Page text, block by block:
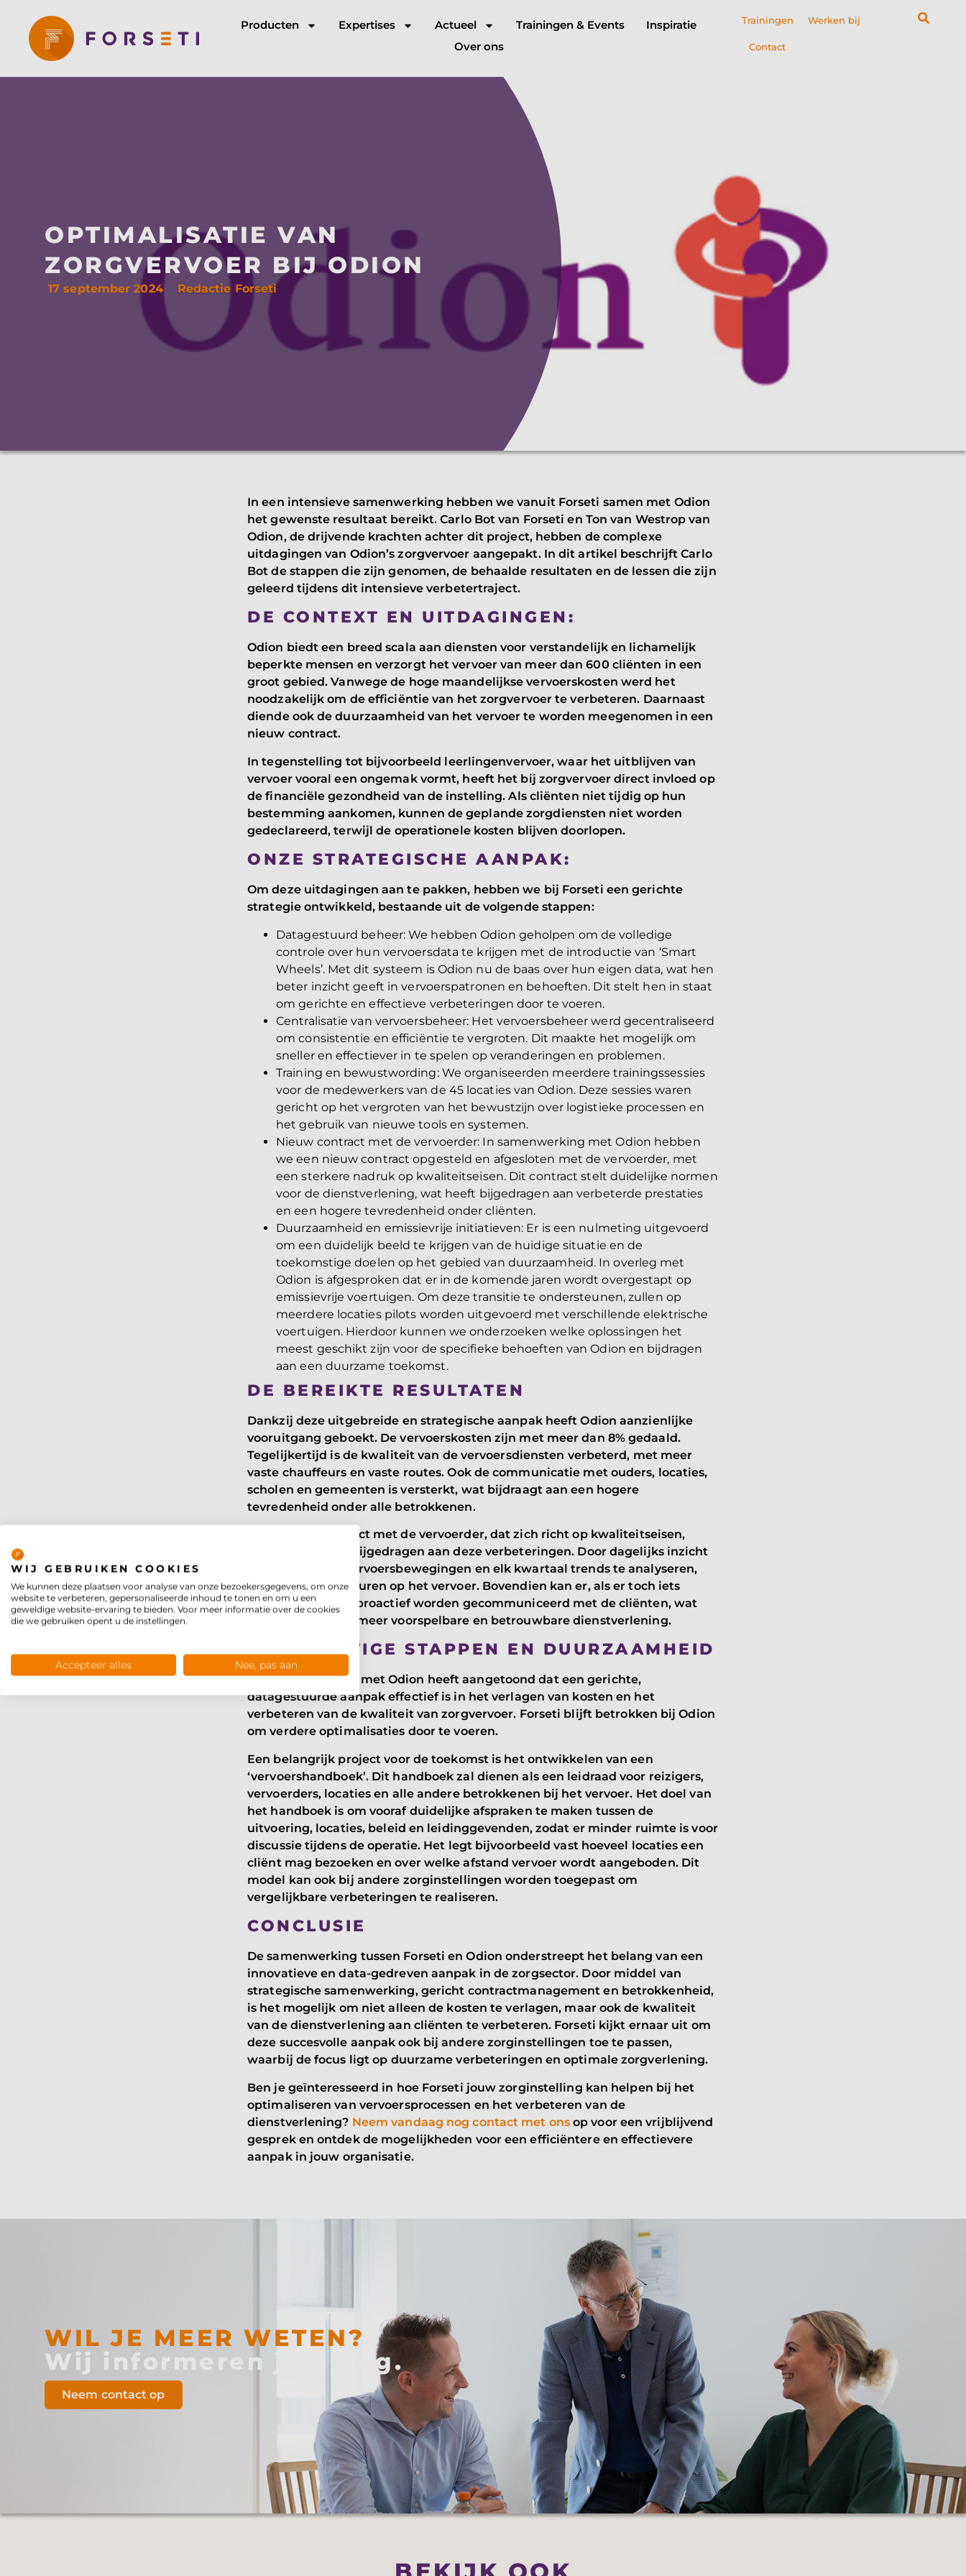
Producten Expertises Actueel Trainingen & Events
Inspiratie
Over ons
Trainingen Werken bij
Contact
OPTIMALISATIE VAN
ZORGVERVOER BIJ ODION
17 september 2024 Redactie Forseti
In een intensieve samenwerking hebben we vanuit Forseti samen met Odion
het gewenste resultaat bereikt. Carlo Bot van Forseti en Ton van Westrop van
Odion, de drijvende krachten achter dit project, hebben de complexe
uitdagingen van Odion’s zorgvervoer aangepakt. In dit artikel beschrijft Carlo
Bot de stappen die zijn genomen, de behaalde resultaten en de lessen die zijn
geleerd tijdens dit intensieve verbetertraject.
DE CONTEXT EN UITDAGINGEN:
Odion biedt een breed scala aan diensten voor verstandelijk en lichamelijk
beperkte mensen en verzorgt het vervoer van meer dan 600 cliënten in een
groot gebied. Vanwege de hoge maandelijkse vervoerskosten werd het
noodzakelijk om de efficiëntie van het zorgvervoer te verbeteren. Daarnaast
diende ook de duurzaamheid van het vervoer te worden meegenomen in een
nieuw contract.
In tegenstelling tot bijvoorbeeld leerlingenvervoer, waar het uitblijven van
vervoer vooral een ongemak vormt, heeft het bij zorgvervoer direct invloed op
de financiële gezondheid van de instelling. Als cliënten niet tijdig op hun
bestemming aankomen, kunnen de geplande zorgdiensten niet worden
gedeclareerd, terwijl de operationele kosten blijven doorlopen.
ONZE STRATEGISCHE AANPAK:
Om deze uitdagingen aan te pakken, hebben we bij Forseti een gerichte
strategie ontwikkeld, bestaande uit de volgende stappen:
Datagestuurd beheer: We hebben Odion geholpen om de volledige
controle over hun vervoersdata te krijgen met de introductie van ‘Smart
Wheels’. Met dit systeem is Odion nu de baas over hun eigen data, wat hen
beter inzicht geeft in vervoerspatronen en behoeften. Dit stelt hen in staat
om gerichte en effectieve verbeteringen door te voeren.
Centralisatie van vervoersbeheer: Het vervoersbeheer werd gecentraliseerd
om consistentie en efficiëntie te vergroten. Dit maakte het mogelijk om
sneller en effectiever in te spelen op veranderingen en problemen.
Training en bewustwording: We organiseerden meerdere trainingssessies
voor de medewerkers van de 45 locaties van Odion. Deze sessies waren
gericht op het vergroten van het bewustzijn over logistieke processen en
het gebruik van nieuwe tools en systemen.
Nieuw contract met de vervoerder: In samenwerking met Odion hebben
we een nieuw contract opgesteld en afgesloten met de vervoerder, met
een sterkere nadruk op kwaliteitseisen. Dit contract stelt duidelijke normen
voor de dienstverlening, wat heeft bijgedragen aan verbeterde prestaties
en een hogere tevredenheid onder cliënten.
Duurzaamheid en emissievrije initiatieven: Er is een nulmeting uitgevoerd
om een duidelijk beeld te krijgen van de huidige situatie en de
toekomstige doelen op het gebied van duurzaamheid. In overleg met
Odion is afgesproken dat er in de komende jaren wordt overgestapt op
emissievrije voertuigen. Om deze transitie te ondersteunen, zullen op
meerdere locaties pilots worden uitgevoerd met verschillende elektrische
voertuigen. Hierdoor kunnen we onderzoeken welke oplossingen het
meest geschikt zijn voor de specifieke behoeften van Odion en bijdragen
aan een duurzame toekomst.
DE BEREIKTE RESULTATEN
Dankzij deze uitgebreide en strategische aanpak heeft Odion aanzienlijke
vooruitgang geboekt. De vervoerskosten zijn met meer dan 8% gedaald.
Tegelijkertijd is de kwaliteit van de vervoersdiensten verbeterd, met meer
vaste chauffeurs en vaste routes. Ook de communicatie met ouders, locaties,
scholen en gemeenten is versterkt, wat bijdraagt aan een hogere
tevredenheid onder alle betrokkenen.
Het nieuwe contract met de vervoerder, dat zich richt op kwaliteitseisen,
heeft aanzienlijk bijgedragen aan deze verbeteringen. Door dagelijks inzicht
te hebben in de vervoersbewegingen en elk kwartaal trends te analyseren,
kan Odion beter sturen op het vervoer. Bovendien kan er, als er toch iets
misgaat, tijdig en proactief worden gecommuniceerd met de cliënten, wat
bijdraagt aan een meer voorspelbare en betrouwbare dienstverlening.
TOEKOMSTIGE STAPPEN EN DUURZAAMHEID
De samenwerking met Odion heeft aangetoond dat een gerichte,
datagestuurde aanpak effectief is in het verlagen van kosten en het
verbeteren van de kwaliteit van zorgvervoer. Forseti blijft betrokken bij Odion
om verdere optimalisaties door te voeren.
Een belangrijk project voor de toekomst is het ontwikkelen van een
‘vervoershandboek’. Dit handboek zal dienen als een leidraad voor reizigers,
vervoerders, locaties en alle andere betrokkenen bij het vervoer. Het doel van
het handboek is om vooraf duidelijke afspraken te maken tussen de
uitvoering, locaties, beleid en leidinggevenden, zodat er minder ruimte is voor
discussie tijdens de operatie. Het legt bijvoorbeeld vast hoeveel locaties een
cliënt mag bezoeken en over welke afstand vervoer wordt aangeboden. Dit
model kan ook bij andere zorginstellingen worden toegepast om
vergelijkbare verbeteringen te realiseren.
CONCLUSIE
De samenwerking tussen Forseti en Odion onderstreept het belang van een
innovatieve en data-gedreven aanpak in de zorgsector. Door middel van
strategische samenwerking, gericht contractmanagement en betrokkenheid,
is het mogelijk om niet alleen de kosten te verlagen, maar ook de kwaliteit
van de dienstverlening aan cliënten te verbeteren. Forseti kijkt ernaar uit om
deze succesvolle aanpak ook bij andere zorginstellingen toe te passen,
waarbij de focus ligt op duurzame verbeteringen en optimale zorgverlening.
Ben je geïnteresseerd in hoe Forseti jouw zorginstelling kan helpen bij het
optimaliseren van vervoersprocessen en het verbeteren van de
dienstverlening? Neem vandaag nog contact met onsop voor een vrijblijvend
gesprek en ontdek de mogelijkheden voor een efficiëntere en effectievere
aanpak in jouw organisatie.
WIL JE MEER WETEN?
Wij informeren je graag.
Neem contact op
WIJ GEBRUIKEN COOKIES
We kunnen deze plaatsen voor analyse van onze bezoekersgegevens, om onze
website te verbeteren, gepersonaliseerde inhoud te tonen en om u een
geweldige website-ervaring te bieden. Voor meer informatie over de cookies
die we gebruiken opent u de instellingen.
Accepteer alles Nee, pas aan